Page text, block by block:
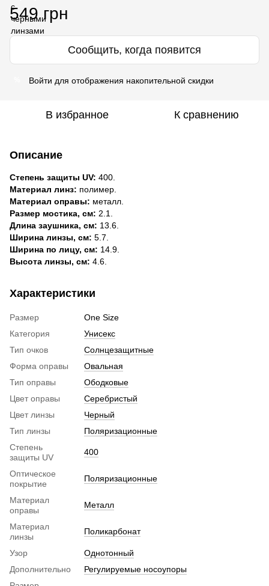
549 грн
Сообщить, когда появится
Войти для отображения накопительной скидки
В избранное К сравнению
Описание
Степень защиты UV: 400.
Материал линз: полимер.
Материал оправы: металл.
Размер мостика, см: 2.1.
Длина заушника, см: 13.6.
Ширина линзы, см: 5.7.
Ширина по лицу, см: 14.9.
Высота линзы, см: 4.6.
Характеристики
Размер
One Size
Категория
Унисекс
Тип очков
Солнцезащитные
Форма оправы
Овальная
Тип оправы
Ободковые
Цвет оправы
Серебристый
Цвет линзы
Черный
Тип линзы
Поляризационные
Степень
защиты UV
400
Оптическое
покрытие
Поляризационные
Материал
оправы
Металл
Материал
линзы
Поликарбонат
Узор
Однотонный
Дополнительно
Регулируемые носоупоры